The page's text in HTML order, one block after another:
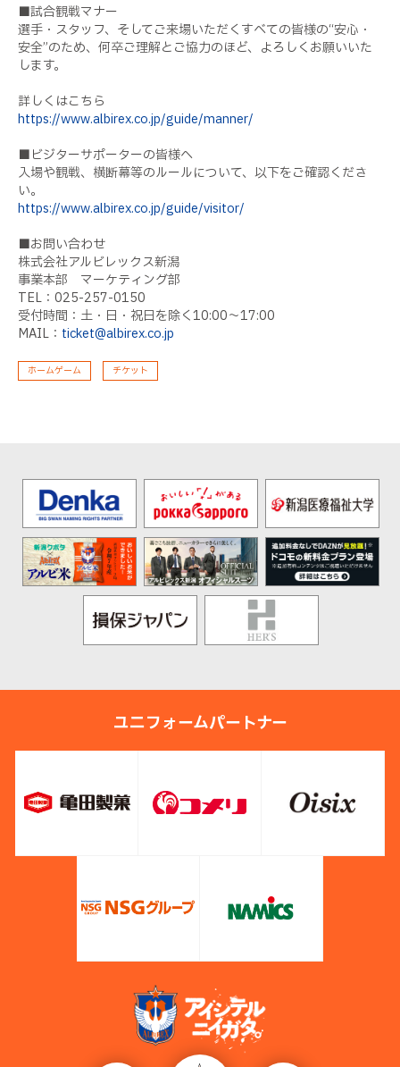
■試合観戦マナー
選手・スタッフ、そしてご来場いただくすべての皆様の“安心・
安全”のため、何卒ご理解とご協力のほど、よろしくお願いいた
します。
詳しくはこちら
https://www.albirex.co.jp/guide/manner/
■ビジターサポーターの皆様へ
入場や観戦、横断幕等のルールについて、以下をご確認くださ
い。
https://www.albirex.co.jp/guide/visitor/
■お問い合わせ
株式会社アルビレックス新潟
事業本部 マーケティング部
TEL：025-257-0150
受付時間：土・日・祝日を除く10:00〜17:00
MAIL： ticket@albirex.co.jp
ホームゲーム チケット
ユニフォームパートナー